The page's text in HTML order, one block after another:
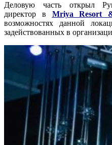
Деловую часть открыл
директор в Mriya Resort
возможностях данной
задействованных в